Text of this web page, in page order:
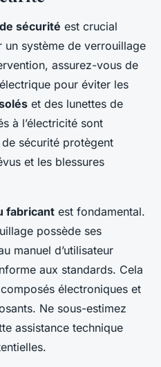
sécurité est crucial
système de verrouillage
assurez-vous de
pour éviter les
et des lunettes de
à l’électricité sont
sécurité protègent
et les blessures
fabricant est fondamental.
possède ses
manuel d’utilisateur
aux standards. Cela
électroniques et
Ne sous-estimez
assistance technique